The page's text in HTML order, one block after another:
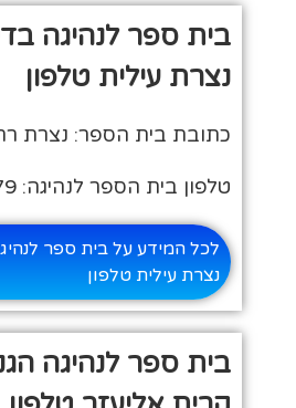
בית ספר לנהיגה
נצרת עילית טלפון
כתובת בית הספר: נצרת רח' 5050
טלפון בית הספר לנהיגה: 6565779
לכל המידע על בית ספר
נצרת עילית טלפון
בית ספר לנהיגה